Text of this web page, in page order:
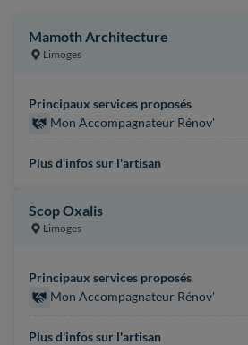
Mamoth Architecture
Limoges
Principaux services proposés
Mon Accompagnateur Rénov'
Plus d'infos sur l'artisan
Scop Oxalis
Limoges
Principaux services proposés
Mon Accompagnateur Rénov'
Plus d'infos sur l'artisan